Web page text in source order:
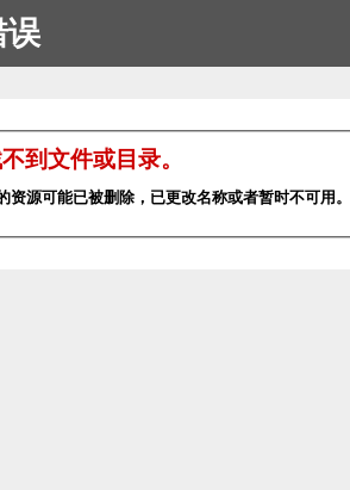
误
到文件或目录。
资源可能已被删除，已更改名称或者暂时不可用。